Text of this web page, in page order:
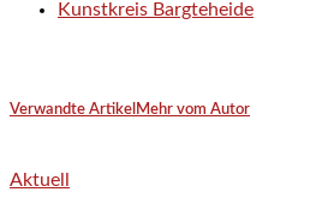
Kunstkreis Bargteheide
Verwandte Artikel Mehr vom Autor
Aktuell